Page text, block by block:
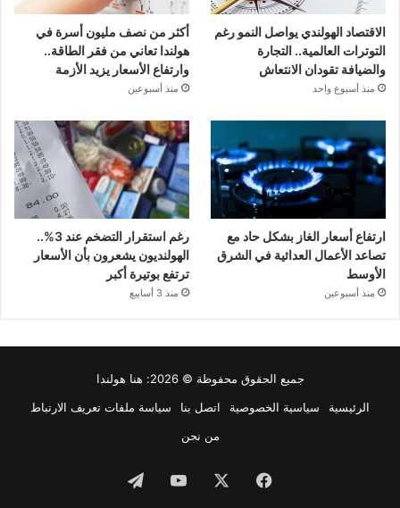
الاقتصاد الهولندي يواصل النمو رغم
التوترات العالمية.. التجارة
والضيافة تقودان الانتعاش
منذ أسبوع واحد
أكثر من نصف مليون أسرة في
هولندا تعاني من فقر الطاقة..
وارتفاع الأسعار يزيد الأزمة
منذ أسبوعين
ارتفاع أسعار الغاز بشكل حاد مع
تصاعد الأعمال العدائية في الشرق
الأوسط
منذ أسبوعين
رغم استقرار التضخم عند 3%..
الهولنديون يشعرون بأن الأسعار
ترتفع بوتيرة أكبر
منذ 3 أسابيع
جميع الحقوق محفوظة © 2026:
هنا هولندا
الرئيسية
سياسية الخصوصية اتصل بنا
سياسة ملفات تعريف الارتباط
من نحن
فيسبوك ‫YouTubeتيلقرام